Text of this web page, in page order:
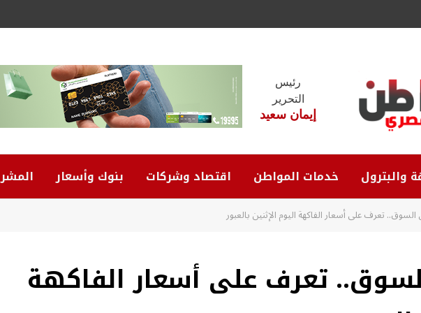
رئيس
التحرير
إيمان سعيد
والبترول خدمات المواطن اقتصاد وشركات بنوك وأسعار
تعرف على أسعار الفاكهة اليوم الإثنين بالعبور
تعرف على أسعار الفاكهة